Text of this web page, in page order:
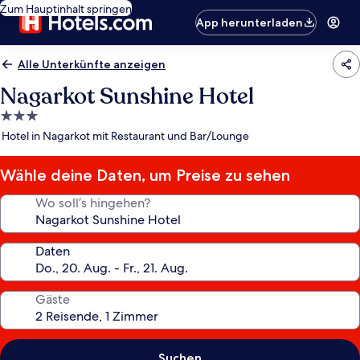
Zum Hauptinhalt springen
App herunterladen
Alle Unterkünfte anzeigen
Nagarkot Sunshine Hotel
3.0-
Sterne-
Hotel in Nagarkot mit Restaurant und Bar/Lounge
Wähle deine Daten, um Preise zu sehen
Wo soll’s hingehen?
Daten
Gäste